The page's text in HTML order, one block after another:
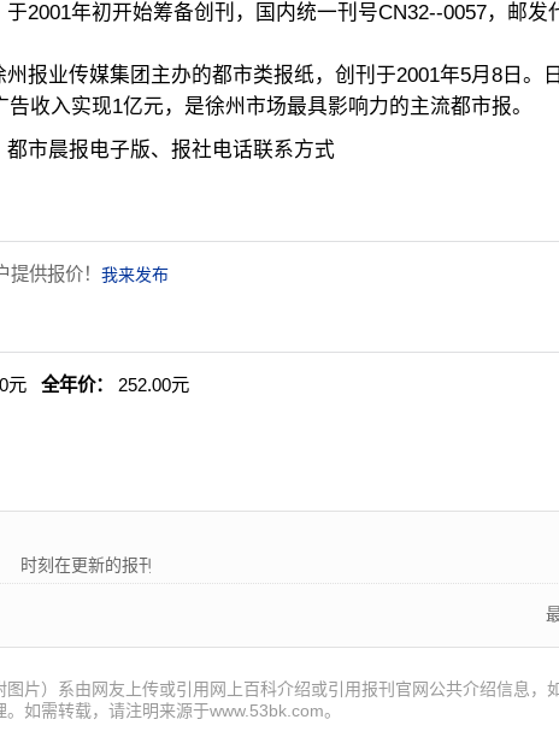
于2001年初开始筹备创刊，国内统一刊号CN32--0057，邮
州报业传媒集团主办的都市类报纸，创刊于2001年5月8日
告收入实现1亿元，是徐州市场最具影响力的主流都市报。
都市晨报电子版、报社电话联系方式
提供报价！ 我来发布
元 全年价： 252.00元
时刻在更新的报刊! 53报刊大全为各位读者朋友提供最新的国内外报刊官
图片）系由网友上传或引用网上百科介绍或引用报刊官网公共介绍信息，
如需转载，请注明来源于www.53bk.com。